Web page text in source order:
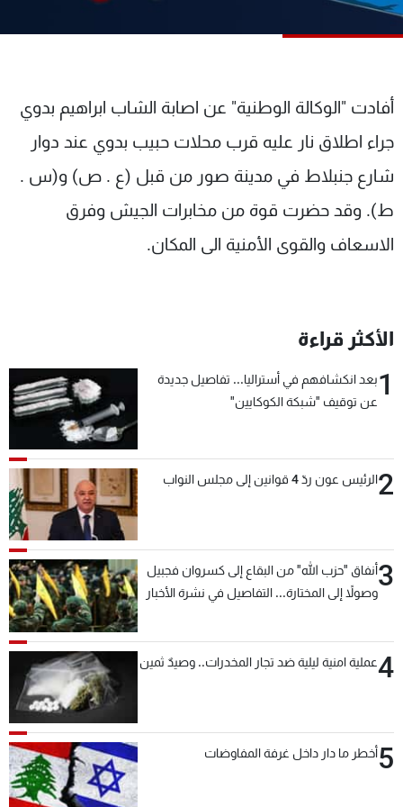
أفادت "الوكالة الوطنية" عن اصابة الشاب ابراهيم بدوي
جراء اطلاق نار عليه قرب محلات حبيب بدوي عند دوار
شارع جنبلاط في مدينة صور من قبل (ع . ص) و(س .
ط). وقد حضرت قوة من مخابرات الجيش وفرق
الاسعاف والقوى الأمنية الى المكان.
الأكثر قراءة
1بعد انكشافهم في أستراليا... تفاصيل جديدة
عن توقيف "شبكة الكوكايين"
2الرئيس عون ردّ 4 قوانين إلى مجلس النواب
3أنفاق "حزب الله" من البقاع إلى كسروان فجبيل
وصولاً إلى المختارة... التفاصيل في نشرة الأخبار
4عملية امنية ليلية ضد تجار المخدرات.. وصيدٌ ثمين
5أخطر ما دار داخل غرفة المفاوضات
شاهد البرامج
عن MTV
لاعلاناتكم
وظائف
تواصل معنا
شروط الإسـتخدام